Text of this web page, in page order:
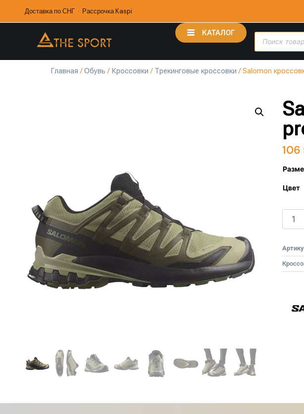
Доставка по СНГ · Рассрочка Kaspi
КАТАЛОГ
Главная /Обувь / Кроссовки / Трекинговые кроссовки / Salomon
Цвет